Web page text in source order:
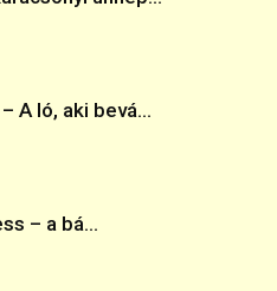
A ló, aki bevá...
– a bá...